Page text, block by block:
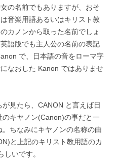
の名前でもありますが、おそ
音楽用語あるいはキリスト教
カノンから取った名前でしょ
語版でも主人公の名前の表記
で、日本語の音をローマ字
なおした Kanon ではありませ
見たら、CANON と言えば日
キヤノン(Canon)の事だと一
ちなみにキヤノンの名称の由
と上記のキリスト教用語のカ
いです。